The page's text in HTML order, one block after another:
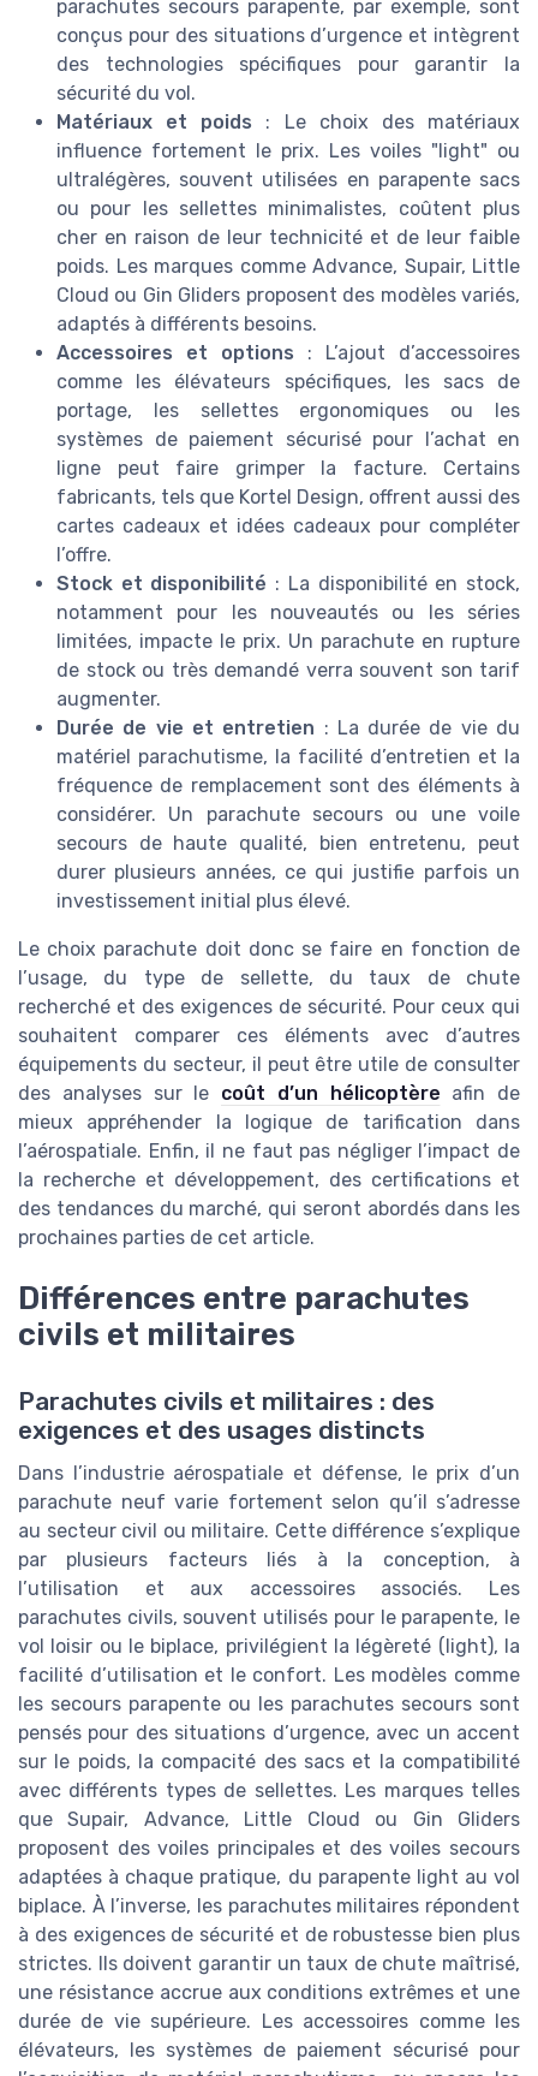
parachutes secours parapente, par exemple, sont
conçus pour des situations d’urgence et intègrent
des technologies spécifiques pour garantir la
sécurité du vol.
Matériaux et poids : Le choix des matériaux
influence fortement le prix. Les voiles "light" ou
ultralégères, souvent utilisées en parapente sacs
ou pour les sellettes minimalistes, coûtent plus
cher en raison de leur technicité et de leur faible
poids. Les marques comme Advance, Supair, Little
Cloud ou Gin Gliders proposent des modèles variés,
adaptés à différents besoins.
Accessoires et options : L’ajout d’accessoires
comme les élévateurs spécifiques, les sacs de
portage, les sellettes ergonomiques ou les
systèmes de paiement sécurisé pour l’achat en
ligne peut faire grimper la facture. Certains
fabricants, tels que Kortel Design, offrent aussi des
cartes cadeaux et idées cadeaux pour compléter
l’offre.
Stock et disponibilité : La disponibilité en stock,
notamment pour les nouveautés ou les séries
limitées, impacte le prix. Un parachute en rupture
de stock ou très demandé verra souvent son tarif
augmenter.
Durée de vie et entretien : La durée de vie du
matériel parachutisme, la facilité d’entretien et la
fréquence de remplacement sont des éléments à
considérer. Un parachute secours ou une voile
secours de haute qualité, bien entretenu, peut
durer plusieurs années, ce qui justifie parfois un
investissement initial plus élevé.
Le choix parachute doit donc se faire en fonction de
l’usage, du type de sellette, du taux de chute
recherché et des exigences de sécurité. Pour ceux qui
souhaitent comparer ces éléments avec d’autres
équipements du secteur, il peut être utile de consulter
des analyses sur le coût d’un hélicoptère afin de
mieux appréhender la logique de tarification dans
l’aérospatiale. Enfin, il ne faut pas négliger l’impact de
la recherche et développement, des certifications et
des tendances du marché, qui seront abordés dans les
prochaines parties de cet article.
Différences entre parachutes
civils et militaires
Parachutes civils et militaires : des
exigences et des usages distincts
Dans l’industrie aérospatiale et défense, le prix d’un
parachute neuf varie fortement selon qu’il s’adresse
au secteur civil ou militaire. Cette différence s’explique
par plusieurs facteurs liés à la conception, à
l’utilisation et aux accessoires associés. Les
parachutes civils, souvent utilisés pour le parapente, le
vol loisir ou le biplace, privilégient la légèreté (light), la
facilité d’utilisation et le confort. Les modèles comme
les secours parapente ou les parachutes secours sont
pensés pour des situations d’urgence, avec un accent
sur le poids, la compacité des sacs et la compatibilité
avec différents types de sellettes. Les marques telles
que Supair, Advance, Little Cloud ou Gin Gliders
proposent des voiles principales et des voiles secours
adaptées à chaque pratique, du parapente light au vol
biplace. À l’inverse, les parachutes militaires répondent
à des exigences de sécurité et de robustesse bien plus
strictes. Ils doivent garantir un taux de chute maîtrisé,
une résistance accrue aux conditions extrêmes et une
durée de vie supérieure. Les accessoires comme les
élévateurs, les systèmes de paiement sécurisé pour